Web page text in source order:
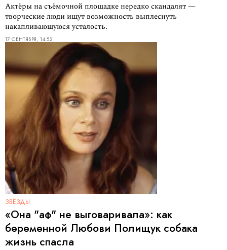
Актёры на съёмочной площадке нередко скандалят —
творческие люди ищут возможность выплеснуть
накапливающуюся усталость.
17 СЕНТЯБРЯ, 14:52
ЗВЁЗДЫ
«Она "аф" не выговаривала»: как
беременной Любови Полищук собака
жизнь спасла